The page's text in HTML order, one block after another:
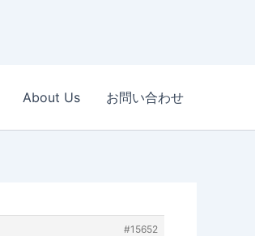
About Us お問い合わせ
#15652